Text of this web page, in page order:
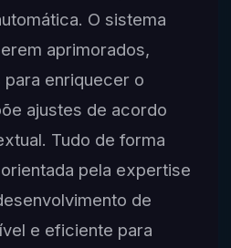
O sistema
aprimorados,
enriquecer o
ajustes de acordo
Tudo de forma
pela expertise
de
e eficiente para